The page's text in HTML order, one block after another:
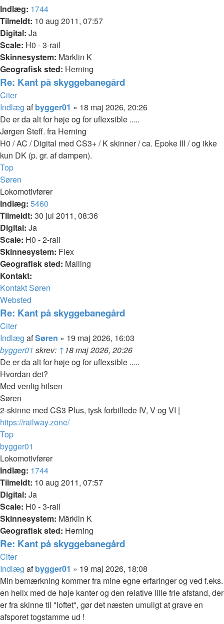
Indlæg: 1744
Tilmeldt: 10 aug 2011, 07:57
Digital: Ja
Scale: H0 - 3-rail
Skinnesystem: Märklin K
Geografisk sted: Herning
Re: Kant på skyggebanegård
Citer
Indlæg afbygger01 » 18 maj 2026, 20:26
De er da alt for høje og for uflexsible .....
Jørgen Steff. fra Herning
H0 / AC / Digital med CS3+ / K skinner / ca. Epoke III / og ikke
kun DK (p. gr. af dampen).
Top
Søren
Lokomotivfører
Indlæg: 5460
Tilmeldt: 30 jul 2011, 08:36
Digital: Ja
Scale: H0 - 2-rail
Skinnesystem: Flex
Geografisk sted: Malling
Kontakt:
Kontakt Søren
Websted
Re: Kant på skyggebanegård
Citer
Indlæg afSøren » 19 maj 2026, 16:03
bygger01 skrev: ↑18 maj 2026, 20:26
De er da alt for høje og for uflexsible .....
Hvordan det?
Med venlig hilsen
Søren
2-skinne med CS3 Plus, tysk forbillede IV, V og VI |
https://railway.zone/
Top
bygger01
Lokomotivfører
Indlæg: 1744
Tilmeldt: 10 aug 2011, 07:57
Digital: Ja
Scale: H0 - 3-rail
Skinnesystem: Märklin K
Geografisk sted: Herning
Re: Kant på skyggebanegård
Citer
Indlæg afbygger01 » 19 maj 2026, 18:08
Min bemærkning kommer fra mine egne erfaringer og ved f.eks.
en helix med de høje kanter og den relative lille frie afstand, der
er fra skinne til "loftet", gør det næsten umuligt at grave en
afsporet togstamme ud !